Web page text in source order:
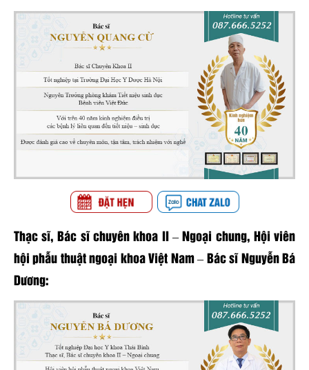
Thạc sĩ, Bác sĩ chuyên khoa II – Ngoại chung, Hội viên
hội phẫu thuật ngoại khoa Việt Nam – Bác sĩ Nguyễn Bá
Dương: